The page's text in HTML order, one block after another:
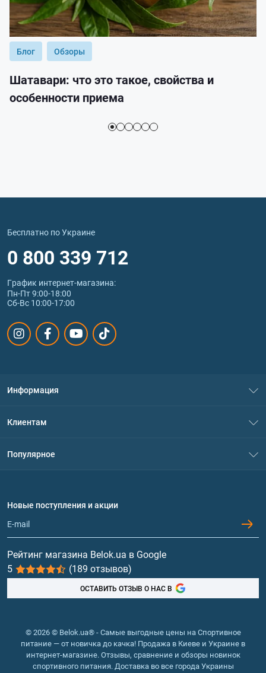
Блог Обзоры
Шатавари: что это такое, свойства и
особенности приема
Бесплатно по Украине
0 800 339 712
График интернет‑магазина:
Пн-Пт 9:00-18:00
Сб-Вс 10:00-17:00
Информация
Политика конфиденциальности
Обмен и возврат
Клиентам
Популярное
Протеин
Гейнеры
Витамины и минералы
Рыбий жир, жирные кислоты
Новые поступления и акции
Рейтинг магазина Belok.ua в Google
5
(189 отзывов)
ОСТАВИТЬ ОТЗЫВ О НАС В
© 2026 © Belok.ua® - Самые выгодные цены на Спортивное
питание — от новичка до качка! Продажа в Киеве и Украине в
интернет-магазине. Отзывы, сравнение и обзоры новинок
спортивного питания. Доставка во все города Украины